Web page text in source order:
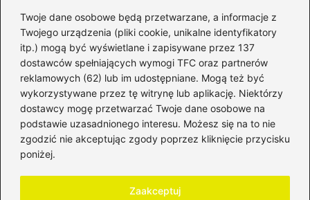
Twoje dane osobowe będą przetwarzane, a informacje z
Twojego urządzenia (pliki cookie, unikalne identyfikatory
itp.) mogą być wyświetlane i zapisywane przez 137
dostawców spełniających wymogi TFC oraz partnerów
reklamowych (62) lub im udostępniane. Mogą też być
wykorzystywane przez tę witrynę lub aplikację. Niektórzy
dostawcy mogę przetwarzać Twoje dane osobowe na
podstawie uzasadnionego interesu. Możesz się na to nie
zgodzić nie akceptując zgody poprzez kliknięcie przycisku
poniżej.
Zaakceptuj
Fundusze
(36)
Giełda(28)
Inwestycje(49)
Rentowność(32)
Rozliczenia(196)
Świadczenia socjalne(59)
Waluty(21)
Windykacja(49)